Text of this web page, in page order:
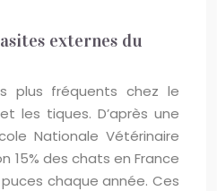
externes du
plus fréquents chez le
les tiques. D’après une
Nationale Vétérinaire
15% des chats en France
chaque année. Ces